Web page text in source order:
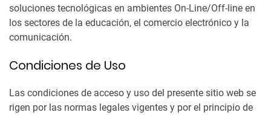
soluciones tecnológicas en ambientes On-Line/Off-line en
los sectores de la educación, el comercio electrónico y la
comunicación.
Condiciones de Uso
Las condiciones de acceso y uso del presente sitio web se
rigen por las normas legales vigentes y por el principio de